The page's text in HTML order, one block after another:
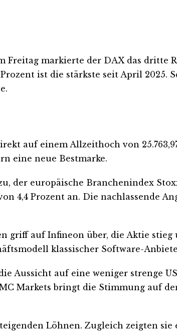
markierte der DAX das dritte
ist die stärkste seit April
auf einem Allzeithoch von
eine neue Bestmarke.
der europäische Branchenindex
4,4 Prozent an. Die nachlassende
auf Infineon über, die Aktie stieg
klassischer Software-
Aussicht auf eine weniger strenge
Markets bringt die Stimmung auf
Löhnen. Zugleich zeigten